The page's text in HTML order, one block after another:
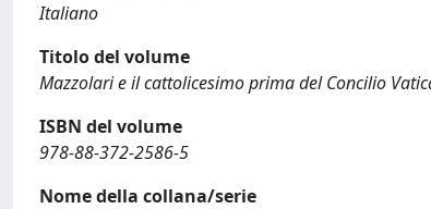
Italiano
Titolo del volume
Mazzolari e il cattolicesimo prima del Concilio
ISBN del volume
978-88-372-2586-5
Nome della collana/serie